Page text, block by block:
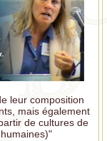
leur composition
mais également
de cultures de